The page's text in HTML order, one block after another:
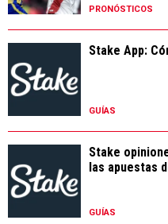
PRONÓSTICOS
Stake App:
GUÍAS
Stake
las apuestas
GUÍAS